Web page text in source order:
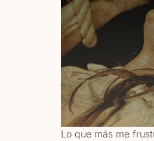
Lo que más me